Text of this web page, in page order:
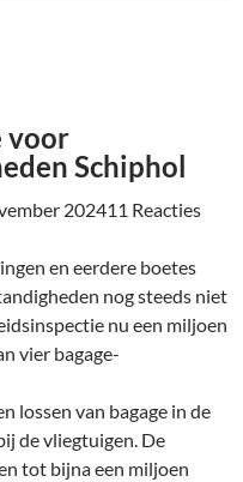
voor
Schiphol
202411 Reacties
en eerdere boetes
nog steeds niet
nu een miljoen
vier bagage-
lossen van bagage in de
de vliegtuigen. De
tot bijna een miljoen